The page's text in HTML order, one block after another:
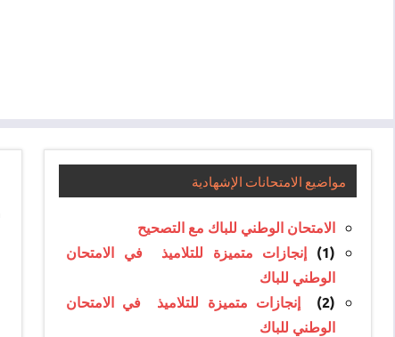
مواضيع الامتحانات الإشهادية
الامتحان الوطني للباك مع التصحيح
(1)
إنجازات متميزة للتلاميذ في الامتحان
الوطني للباك
(2)
إنجازات متميزة للتلاميذ في الامتحان
الوطني للباك